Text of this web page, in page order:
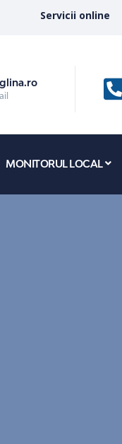
Servicii online
MONITORUL LOCAL